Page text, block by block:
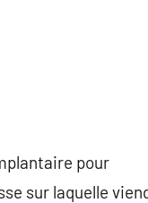
pour
sur laquelle